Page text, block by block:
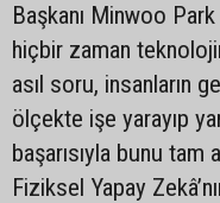
Başkanı Minwoo
hiçbir zaman
asıl soru, insanların
ölçekte işe yarayıp
başarısıyla bunu
Fiziksel Yapay